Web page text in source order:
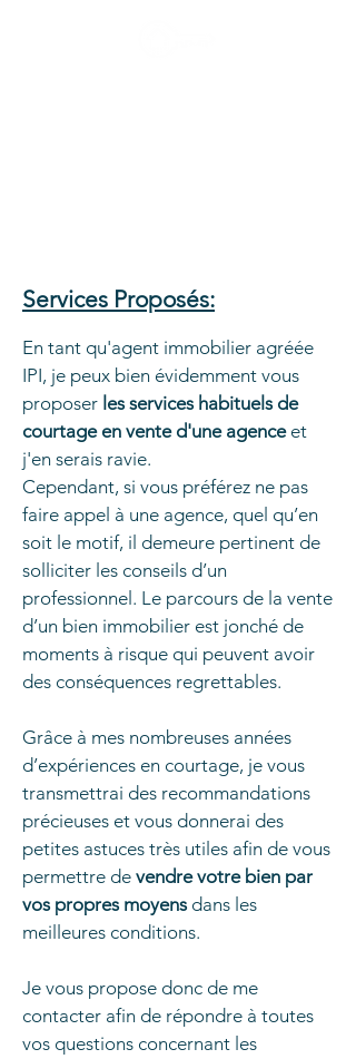
Services Proposés:
En tant qu'agent immobilier agréée
IPI, je peux bien évidemment vous
proposer les services habituels de
courtage en vente d'une agenceet
j'en serais ravie.
Cependant, si vous préférez ne pas
faire appel à une agence, quel qu’en
soit le motif, il demeure pertinent de
solliciter les conseils d’un
professionnel. Le parcours de la vente
d’un bien immobilier est jonché de
moments à risque qui peuvent avoir
des conséquences regrettables.
Grâce à mes nombreuses années
d’expériences en courtage, je vous
transmettrai des recommandations
précieuses et vous donnerai des
petites astuces très utiles afin de vous
permettre de vendre votre bien par
vos propres moyensdans les
meilleures conditions.
Je vous propose donc de me
contacter afin de répondre à toutes
vos questions concernant les